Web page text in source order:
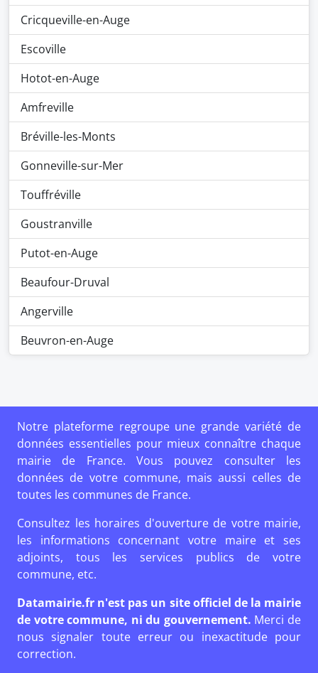
Cricqueville-en-Auge
Escoville
Hotot-en-Auge
Amfreville
Bréville-les-Monts
Gonneville-sur-Mer
Touffréville
Goustranville
Putot-en-Auge
Beaufour-Druval
Angerville
Beuvron-en-Auge
Notre plateforme regroupe une grande variété de
données essentielles pour mieux connaître chaque
mairie de France. Vous pouvez consulter les
données de votre commune, mais aussi celles de
toutes les communes de France.
Consultez les horaires d'ouverture de votre mairie,
les informations concernant votre maire et ses
adjoints, tous les services publics de votre
commune, etc.
Datamairie.fr n'est pas un site officiel de la mairie
de votre commune, ni du gouvernement. Merci de
nous signaler toute erreur ou inexactitude pour
correction.